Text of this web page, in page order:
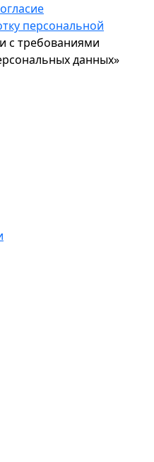
персональной
с требованиями
данных»